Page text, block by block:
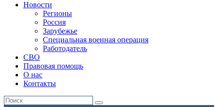
Новости
Регионы
Россия
Зарубежье
Специальная военная операция
Работодатель
СВО
Правовая помощь
О нас
Контакты